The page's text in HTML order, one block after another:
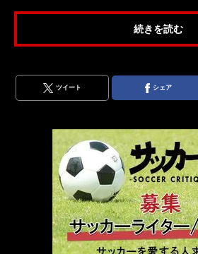
続きを読む
ツイート シェア